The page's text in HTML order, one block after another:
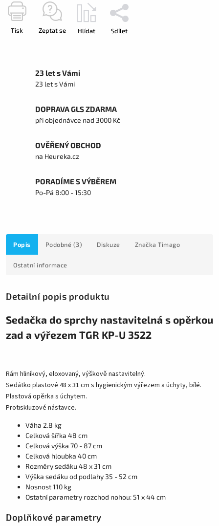
Tisk Zeptat se Hlídat Sdílet
23 let s Vámi
23 let s Vámi
DOPRAVA GLS ZDARMA
při objednávce nad 3000 Kč
OVĚŘENÝ OBCHOD
na Heureka.cz
PORADÍME S VÝBĚREM
Po-Pá 8:00 - 15:30
Popis Podobné (3) Diskuze Značka Timago
Ostatní informace
Detailní popis produktu
Sedačka do sprchy nastavitelná s opěrkou
zad a výřezem TGR KP-U 3522
Rám hliníkový, eloxovaný, výškově nastavitelný.
Sedátko plastové 48 x 31 cm s hygienickým výřezem a úchyty, bílé.
Plastová opěrka s úchytem.
Protiskluzové nástavce.
Váha 2.8 kg
Celková šířka 48 cm
Celková výška 70 - 87 cm
Celková hloubka 40 cm
Rozměry sedáku 48 x 31 cm
Výška sedáku od podlahy 35 - 52 cm
Nosnost 110 kg
Ostatní parametry rozchod nohou: 51 x 44 cm
Doplňkové parametry